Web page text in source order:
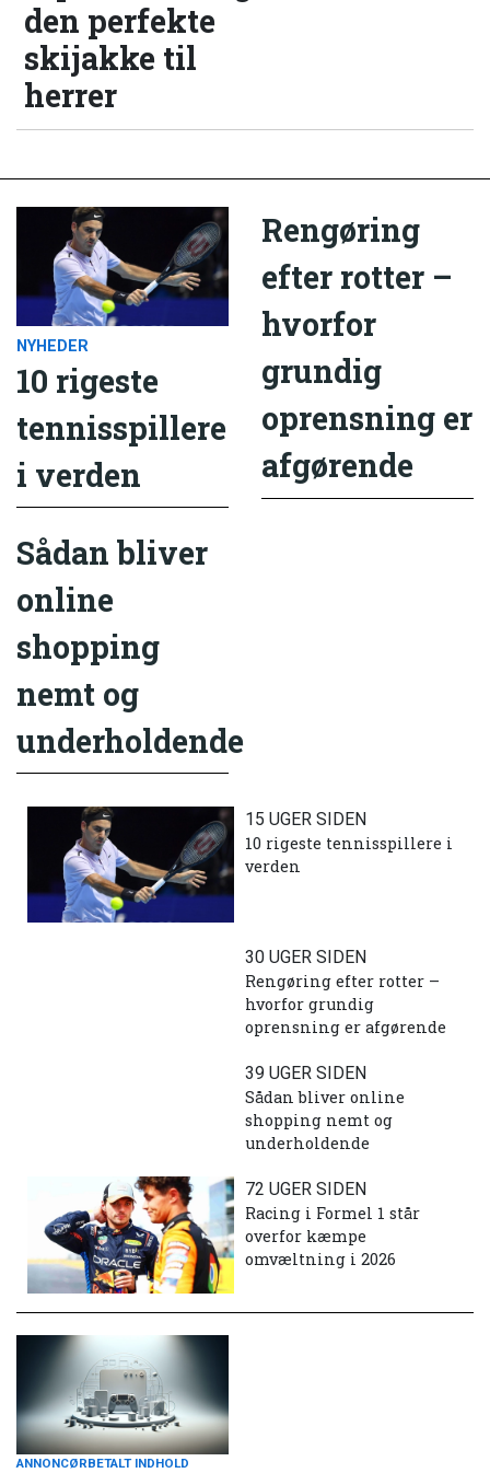
den perfekte
skijakke til
herrer
NYHEDER
10 rigeste
tennisspillere
i verden
Rengøring
efter rotter –
hvorfor
grundig
oprensning er
afgørende
Sådan bliver
online
shopping
nemt og
underholdende
15 UGER SIDEN
10 rigeste tennisspillere i
verden
30 UGER SIDEN
Rengøring efter rotter –
hvorfor grundig
oprensning er afgørende
39 UGER SIDEN
Sådan bliver online
shopping nemt og
underholdende
72 UGER SIDEN
Racing i Formel 1 står
overfor kæmpe
omvæltning i 2026
ANNONCØRBETALT INDHOLD